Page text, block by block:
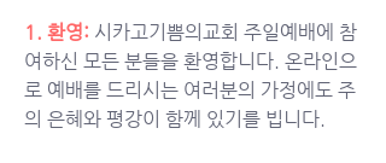
1. 환영: 시카고기쁨의교회 주일예배에 참
여하신 모든 분들을 환영합니다. 온라인으
로 예배를 드리시는 여러분의 가정에도 주
의 은혜와 평강이 함께 있기를 빕니다.